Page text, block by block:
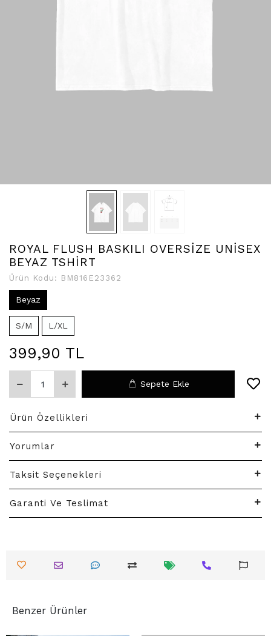
ROYAL FLUSH BASKILI OVERSİZE UNİSEX
BEYAZ TSHİRT
Ürün Kodu: BM816E23362
Beyaz
S/M L/XL
399,90 TL
Sepete Ekle
Ürün Özellikleri
Yorumlar
Taksit Seçenekleri
Garanti Ve Teslimat
Benzer Ürünler